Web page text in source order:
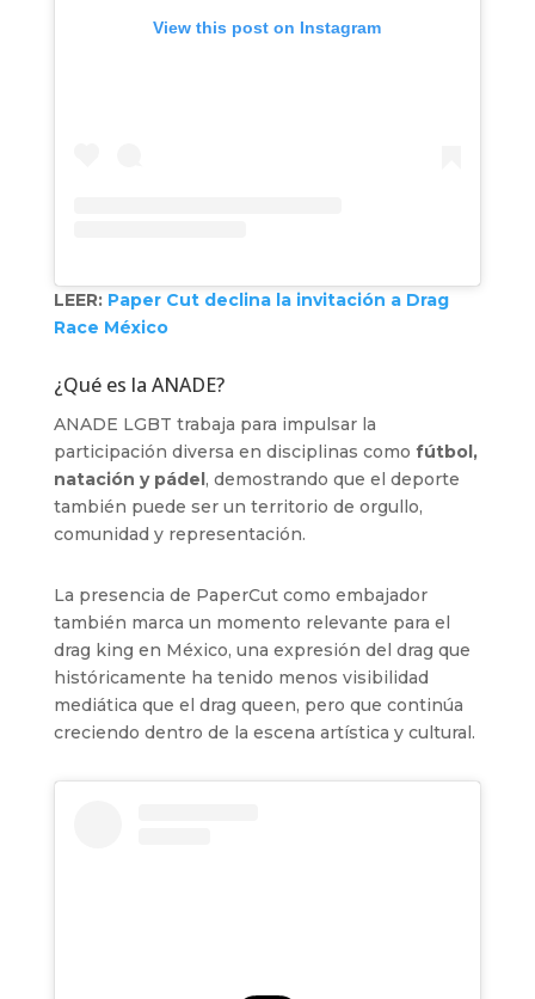
View this post on Instagram
LEER: Paper Cut declina la invitación a Drag
Race México
¿Qué es la ANADE?
ANADE LGBT trabaja para impulsar la
participación diversa en disciplinas como fútbol,
natación y pádel, demostrando que el deporte
también puede ser un territorio de orgullo,
comunidad y representación.
La presencia de PaperCut como embajador
también marca un momento relevante para el
drag king en México, una expresión del drag que
históricamente ha tenido menos visibilidad
mediática que el drag queen, pero que continúa
creciendo dentro de la escena artística y cultural.